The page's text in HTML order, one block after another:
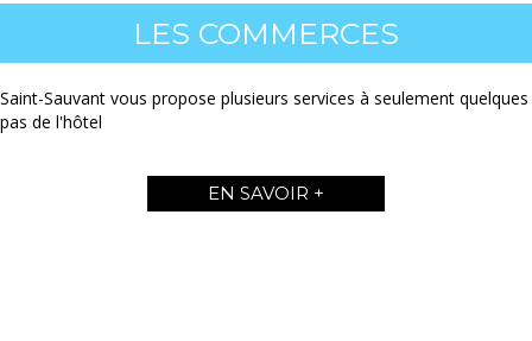
LES COMMERCES
Saint-Sauvant vous propose plusieurs services à seulement quelques
pas de l'hôtel
EN SAVOIR +